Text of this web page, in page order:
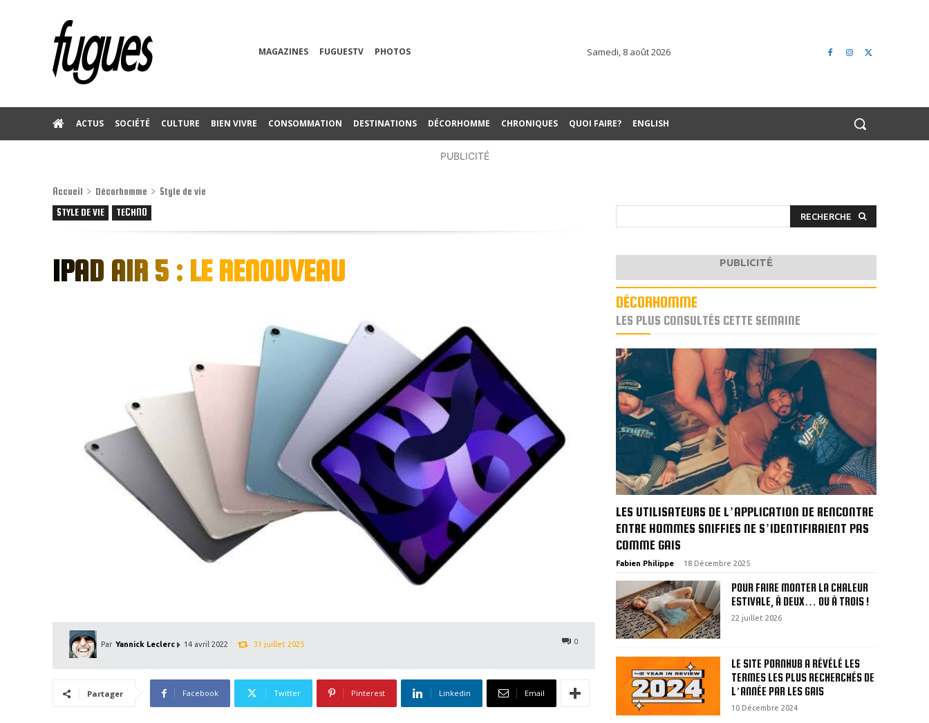
MAGAZINES FUGUESTV PHOTOS Samedi, 8 août 2026
ACTUS SOCIÉTÉ CULTURE BIEN VIVRE CONSOMMATION DESTINATIONS DÉCORHOMME CHRONIQUES QUOI FAIRE? ENGLISH
PUBLICITÉ
Accueil Décorhomme
Style de vie
STYLE DE VIE
TECHNO
IPAD AIR 5 : LE RENOUVEAU
Par Yannick Leclerc 14 avril 2022 0
31 juillet 2025
Partager Facebook Twitter Pinterest Linkedin Email
RECHERCHE
PUBLICITÉ
DÉCORHOMME
LES PLUS CONSULTÉS CETTE SEMAINE
LES UTILISATEURS DE L’APPLICATION DE RENCONTRE
ENTRE HOMMES SNIFFIES NE S’IDENTIFIRAIENT PAS
COMME GAIS
Fabien Philippe - 18 Décembre 2025
POUR FAIRE MONTER LA CHALEUR
ESTIVALE, À DEUX… OU À TROIS !
22 juillet 2026
LE SITE PORNHUB A RÉVÉLÉ LES
TERMES LES PLUS RECHERCHÉS DE
L’ANNÉE PAR LES GAIS
10 Décembre 2024